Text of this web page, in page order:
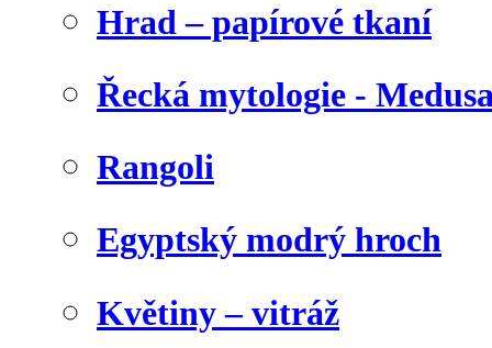
Hrad – papírové tkaní
Řecká mytologie -
Rangoli
Egyptský modrý hroch
Květiny – vitráž